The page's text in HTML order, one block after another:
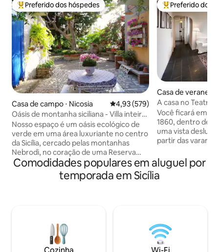
Entre os melhores preferidos dos hóspedes
Preferido dos hóspedes
Casa de campo ⋅ Nicosia 4,93 de uma avaliação média de
4,93 (579)
Oásis de montanha siciliana - Villa inteira
(Smart W.)
Nosso espaço é um oásis ecológico de
verde em uma área luxuriante no centro
da Sicília, cercado pelas montanhas
Nebrodi, no coração de uma Reserva
Natural, com vistas e caminhos
sonhadores, longe das multidões da
cidade,respirando ar limpo. Parques,
viajantes solitários que adoram a viagem
fora DO comum ou para PARAR de
visitar nossas costas. Disponível para
Entre os
Preferido dos
Casa de veraneio
A casa no
Catânia.
Você ficará em
1860, dentro de
uma vista
partir das
centro histórico
de interesse
curta distância a pé. O Parque do
melhor forma
esta casa, ficará
felizes com você.
Comodidades populares em aluguel por
temporada em Sicília